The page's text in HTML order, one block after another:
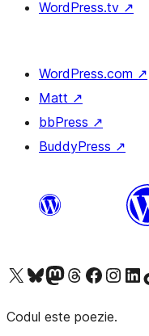
WordPress.tv ↗
WordPress.com ↗
Matt ↗
bbPress ↗
BuddyPress ↗
Mergi la contul nostru X (fost Twitter)
Vizitează contul nostru Bluesky
Vizitează contul nostru Mastodon
Vizitează contul nostru Threads
Vizitează pagina
Vizitează-
Codul este poezie.